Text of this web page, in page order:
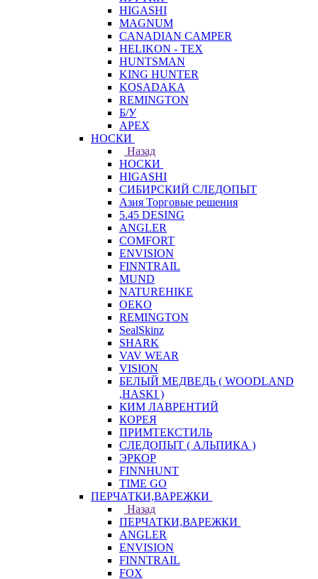
HIGASHI
MAGNUM
CANADIAN CAMPER
HELIKON - TEX
HUNTSMAN
KING HUNTER
KOSADAKA
REMINGTON
Б/У
APEX
НОСКИ
Назад
НОСКИ
HIGASHI
СИБИРСКИЙ СЛЕДОПЫТ
Азия Торговые решения
5.45 DESING
ANGLER
COMFORT
ENVISION
FINNTRAIL
MUND
NATUREHIKE
OEKO
REMINGTON
SealSkinz
SHARK
VAV WEAR
VISION
БЕЛЫЙ МЕДВЕДЬ ( WOODLAND
,HASKI )
КИМ ЛАВРЕНТИЙ
КОРЕЯ
ПРИМТЕКСТИЛЬ
СЛЕДОПЫТ ( АЛЬПИКА )
ЭРКОР
FINNHUNT
TIME GO
ПЕРЧАТКИ,ВАРЕЖКИ
Назад
ПЕРЧАТКИ,ВАРЕЖКИ
ANGLER
ENVISION
FINNTRAIL
FOX